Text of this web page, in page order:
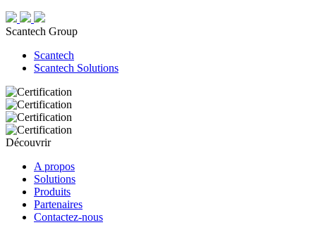
Scantech Group
Scantech
Scantech Solutions
Découvrir
A propos
Solutions
Produits
Partenaires
Contactez-nous